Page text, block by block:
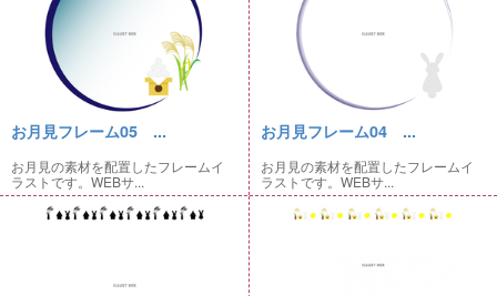
お月見フレーム05 ...
お月見の素材を配置したフレームイ
ラストです。WEBサ...
お月見フレーム04 ...
お月見の素材を配置したフレームイ
ラストです。WEBサ...